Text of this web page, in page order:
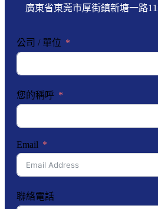
廣東省東莞市厚街鎮新塘一路
公司 / 單位
您的稱呼
Email
聯絡電話